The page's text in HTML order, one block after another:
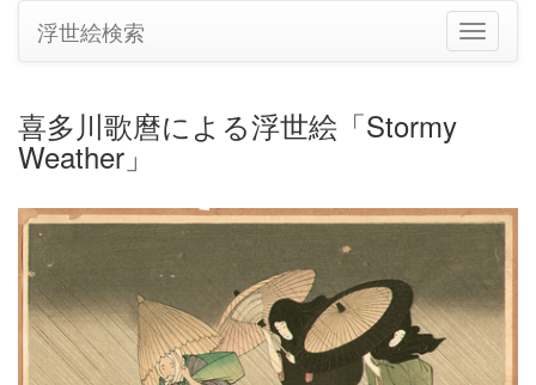
ナ
ビ
切
え
浮世絵検索
喜多川歌麿による浮世絵「Stormy
Weather」